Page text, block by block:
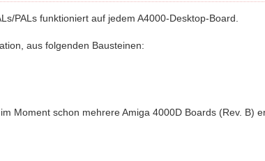
PALs funktioniert auf jedem A4000-Desktop-Board.
aus folgenden Bausteinen:
Moment schon mehrere Amiga 4000D Boards (Rev. B)